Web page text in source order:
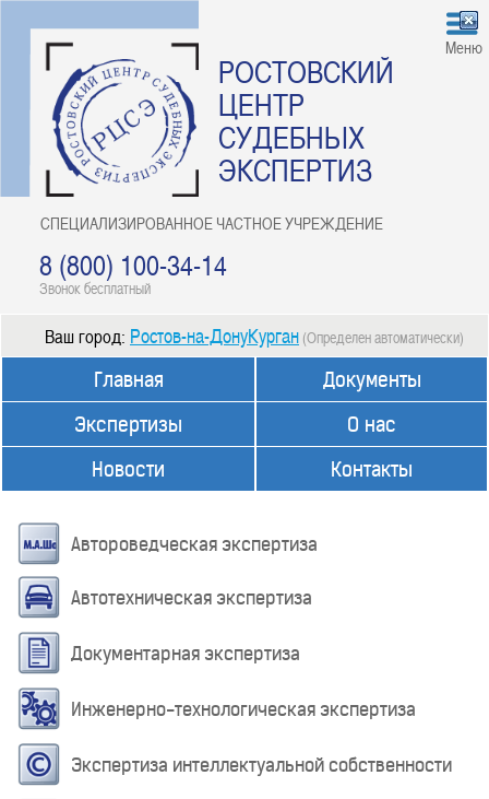
РОСТОВСКИЙ
ЦЕНТР
СУДЕБНЫХ
ЭКСПЕРТИЗ
СПЕЦИАЛИЗИРОВАННОЕ ЧАСТНОЕ УЧРЕЖДЕНИЕ
8 (800) 100-34-14
Звонок бесплатный
Меню
Ваш город: Ростов-на-ДонуКурган (Определен автоматически)
Главная
Экспертизы
Новости
Документы
О нас
Контакты
Автороведческая экспертиза
Автотехническая экспертиза
Документарная экспертиза
Инженерно-технологическая экспертиза
Экспертиза интеллектуальной собственности